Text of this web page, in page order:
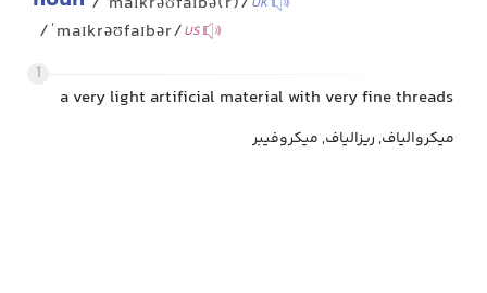
/ˈmaɪkrəʊfaɪbər/US
1
a very light artificial material with very fine threads
میکروالیاف, ریزالیاف, میکروفیبر